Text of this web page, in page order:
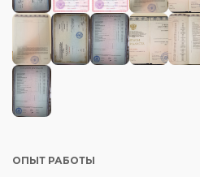
ОПЫТ РАБОТЫ